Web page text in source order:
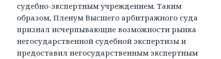
судебно-экспертным учреждением. Таким
образом, Пленум Высшего арбитражного суда
признал исчерпывающие возможности рынка
негосударственной судебной экспертизы и
предоставил негосударственным экспертным